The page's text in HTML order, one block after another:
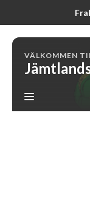
VÄLKOMMEN